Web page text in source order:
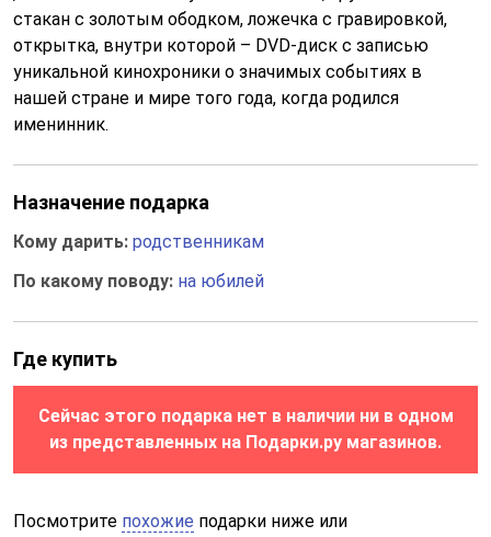
стакан с золотым ободком, ложечка с гравировкой,
открытка, внутри которой – DVD-диск с записью
уникальной кинохроники о значимых событиях в
нашей стране и мире того года, когда родился
именинник.
Назначение подарка
Кому дарить: родственникам
По какому поводу: на юбилей
Где купить
Сейчас этого подарка нет в наличии ни в одном
из представленных на Подарки.ру магазинов.
Посмотрите похожие подарки ниже или